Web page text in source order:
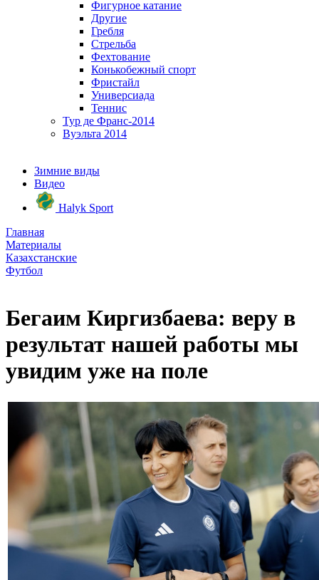
Фигурное катание
Другие
Гребля
Стрельба
Фехтование
Конькобежный спорт
Фристайл
Универсиада
Теннис
Тур де Франс-2014
Вуэльта 2014
Зимние виды
Видео
Halyk Sport
Главная
Материалы
Казахстанские
Футбол
Бегаим Киргизбаева: веру в
результат нашей работы мы
увидим уже на поле